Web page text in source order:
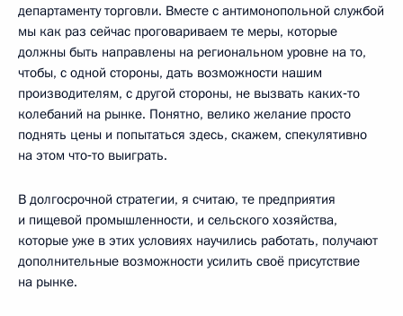
департаменту торговли. Вместе с антимонопольной службой
мы как раз сейчас проговариваем те меры, которые
должны быть направлены на региональном уровне на то,
чтобы, с одной стороны, дать возможности нашим
производителям, с другой стороны, не вызвать каких‑то
колебаний на рынке. Понятно, велико желание просто
поднять цены и попытаться здесь, скажем, спекулятивно
на этом что‑то выиграть.
В долгосрочной стратегии, я считаю, те предприятия
и пищевой промышленности, и сельского хозяйства,
которые уже в этих условиях научились работать, получают
дополнительные возможности усилить своё присутствие
на рынке.